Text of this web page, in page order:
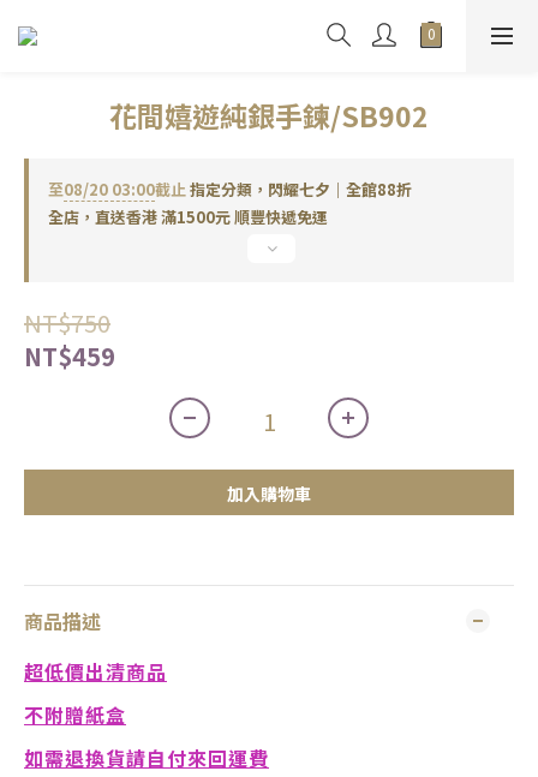
花間嬉遊純銀手鍊/SB902
至08/20 03:00截止指定分類，閃耀七夕｜全館88折
全店，直送香港 滿1500元 順豐快遞免運
NT$750
NT$459
加入購物車
商品描述
超低價出清商品
不附贈紙盒
如需退換貨請自付來回運費